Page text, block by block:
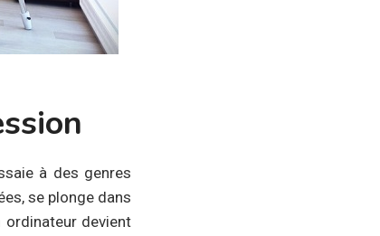
à des genres
se plonge dans
devient